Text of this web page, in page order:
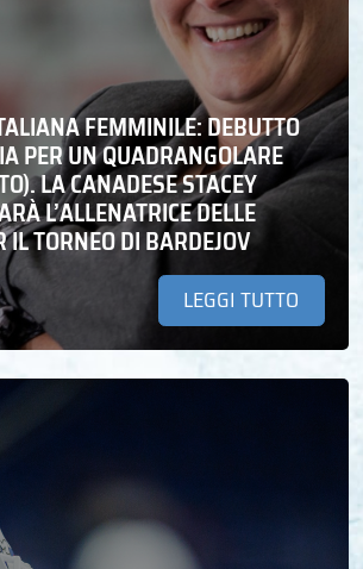
FEMMINILE: DEBUTTO
PER UN QUADRANGOLARE
LA CANADESE STACEY
L’ALLENATRICE DELLE
IL TORNEO DI BARDEJOV
LEGGI TUTTO